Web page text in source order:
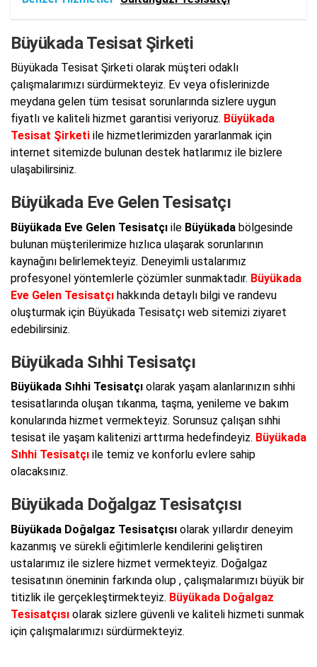
Büyükada Tesisat Şirketi
Büyükada Tesisat Şirketi olarak müşteri odaklı
çalışmalarımızı sürdürmekteyiz. Ev veya ofislerinizde
meydana gelen tüm tesisat sorunlarında sizlere uygun
fiyatlı ve kaliteli hizmet garantisi veriyoruz. Büyükada
Tesisat Şirketi ile hizmetlerimizden yararlanmak için
internet sitemizde bulunan destek hatlarımız ile bizlere
ulaşabilirsiniz.
Büyükada Eve Gelen Tesisatçı
Büyükada Eve Gelen Tesisatçı ile Büyükada bölgesinde
bulunan müşterilerimize hızlıca ulaşarak sorunlarının
kaynağını belirlemekteyiz. Deneyimli ustalarımız
profesyonel yöntemlerle çözümler sunmaktadır. Büyükada
Eve Gelen Tesisatçı hakkında detaylı bilgi ve randevu
oluşturmak için Büyükada Tesisatçı web sitemizi ziyaret
edebilirsiniz.
Büyükada Sıhhi Tesisatçı
Büyükada Sıhhi Tesisatçı olarak yaşam alanlarınızın sıhhi
tesisatlarında oluşan tıkanma, taşma, yenileme ve bakım
konularında hizmet vermekteyiz. Sorunsuz çalışan sıhhi
tesisat ile yaşam kalitenizi arttırma hedefindeyiz. Büyükada
Sıhhi Tesisatçı ile temiz ve konforlu evlere sahip
olacaksınız.
Büyükada Doğalgaz Tesisatçısı
Büyükada Doğalgaz Tesisatçısı olarak yıllardır deneyim
kazanmış ve sürekli eğitimlerle kendilerini geliştiren
ustalarımız ile sizlere hizmet vermekteyiz. Doğalgaz
tesisatının öneminin farkında olup , çalışmalarımızı büyük bir
titizlik ile gerçekleştirmekteyiz. Büyükada Doğalgaz
Tesisatçısı olarak sizlere güvenli ve kaliteli hizmeti sunmak
için çalışmalarımızı sürdürmekteyiz.